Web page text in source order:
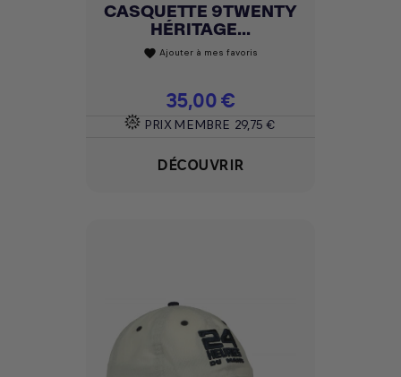
CASQUETTE 9TWENTY
HÉRITAGE...
favorite Ajouter à mes favoris
Prix
35,00 €
PRIX MEMBRE 29,75 €
DÉCOUVRIR